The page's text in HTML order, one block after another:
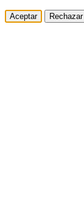
Aceptar Rechazar